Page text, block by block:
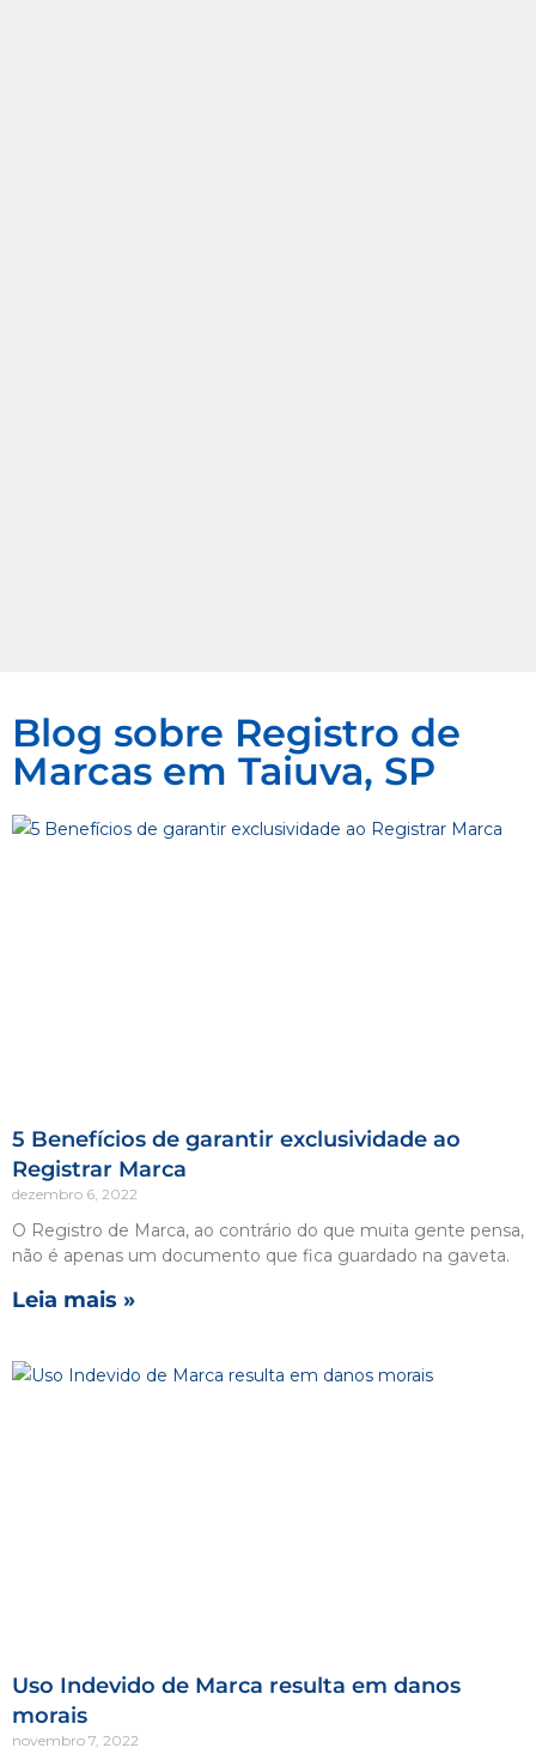
Blog sobre Registro de
Marcas em Taiuva, SP
5 Benefícios de garantir exclusividade ao
Registrar Marca
dezembro 6, 2022
O Registro de Marca, ao contrário do que muita gente pensa,
não é apenas um documento que fica guardado na gaveta.
Leia mais »
Uso Indevido de Marca resulta em danos
morais
novembro 7, 2022